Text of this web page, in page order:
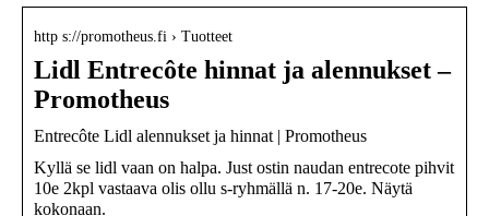
http s://promotheus.fi › Tuotteet
Lidl Entrecôte hinnat ja alennukset –
Promotheus
Entrecôte Lidl alennukset ja hinnat | Promotheus
Kyllä se lidl vaan on halpa. Just ostin naudan entrecote pihvit
10e 2kpl vastaava olis ollu s-ryhmällä n. 17-20e. Näytä
kokonaan.